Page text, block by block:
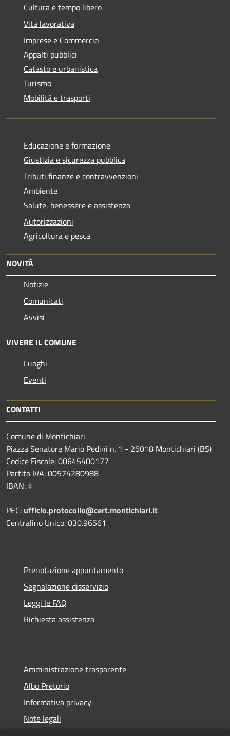
Cultura e tempo libero
Vita lavorativa
Imprese e Commercio
Appalti pubblici
Catasto e urbanistica
Turismo
Mobilità e trasporti
Educazione e formazione
Giustizia e sicurezza pubblica
Tributi,finanze e contravvenzioni
Ambiente
Salute, benessere e assistenza
Autorizzazioni
Agricoltura e pesca
NOVITÀ
Notizie
Comunicati
Avvisi
VIVERE IL COMUNE
Luoghi
Eventi
CONTATTI
Comune di Montichiari
Piazza Senatore Mario Pedini n. 1 - 25018 Montichiari (BS)
Codice Fiscale: 00645400177
Partita IVA: 00574280988
IBAN: #
PEC: ufficio.protocollo@cert.montichiari.it
Centralino Unico: 030.96561
Prenotazione appuntamento
Segnalazione disservizio
Leggi le FAQ
Richiesta assistenza
Amministrazione trasparente
Albo Pretorio
Informativa privacy
Note legali